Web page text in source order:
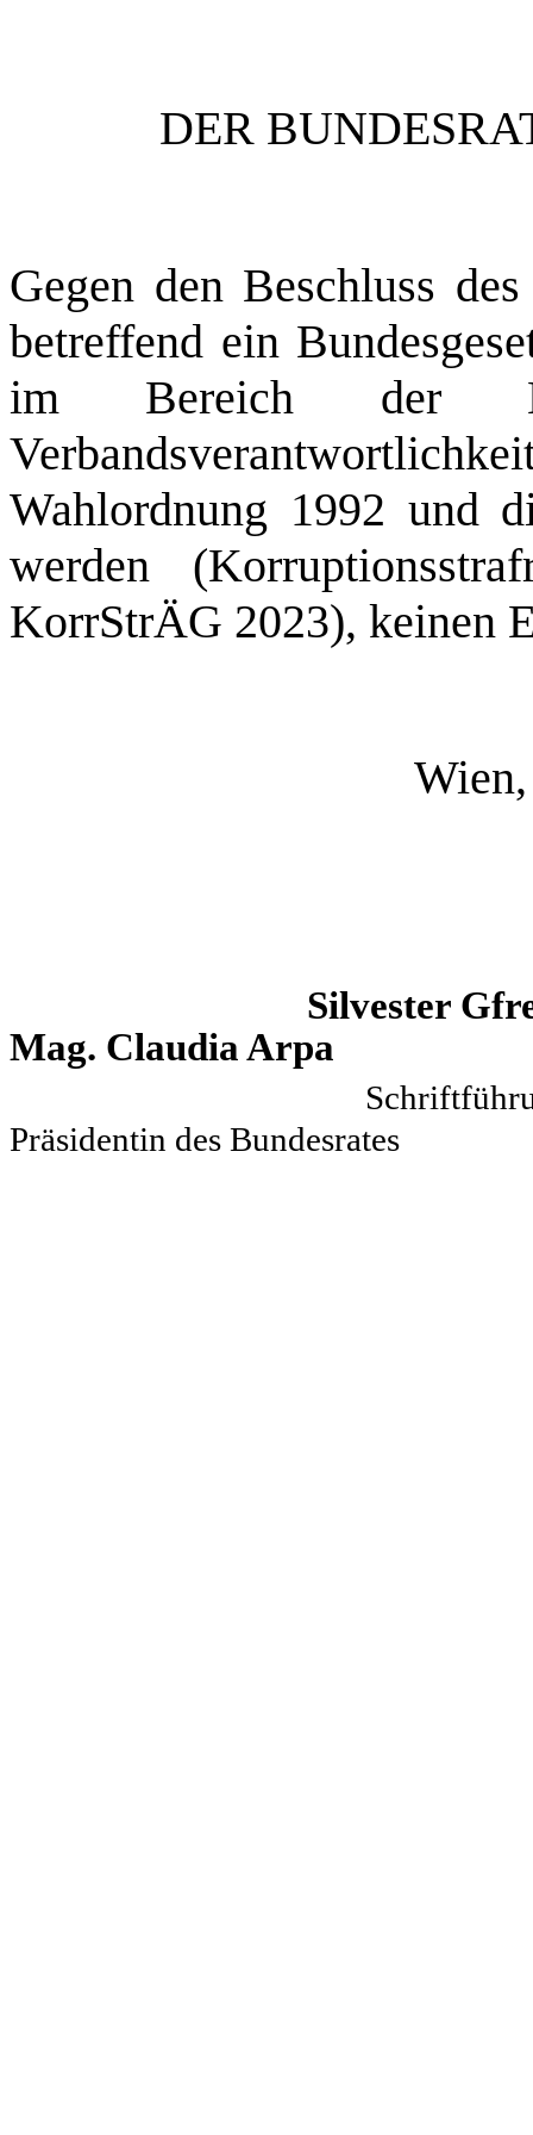
DER
Gegen den Beschluss
betreffend ein
im Bereich der
Wahlordnung 1992 und
werden
KorrStrÄG 2023), keinen
Silvester
Mag. Claudia Arpa
Präsidentin des Bundesrates